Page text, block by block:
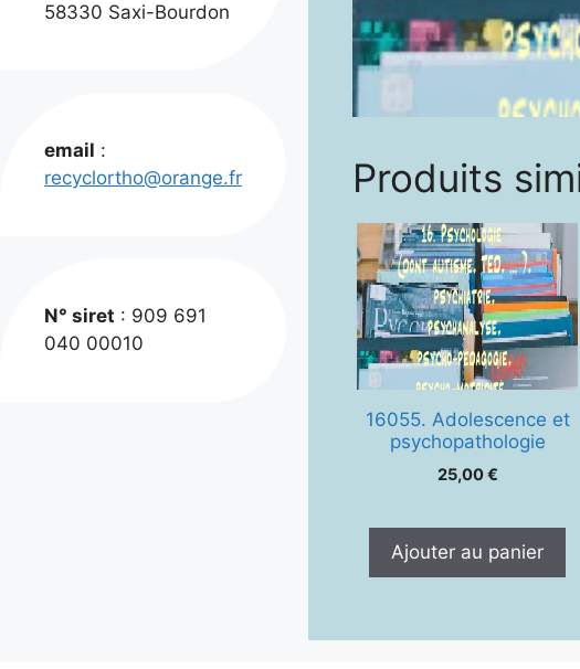
Produits
16055. Adolescence et
psychopathologie
25,00€
Ajouter au panier
58330 Saxi-Bourdon
email :
recyclortho@orange.fr
N° siret : 909 691
040 00010